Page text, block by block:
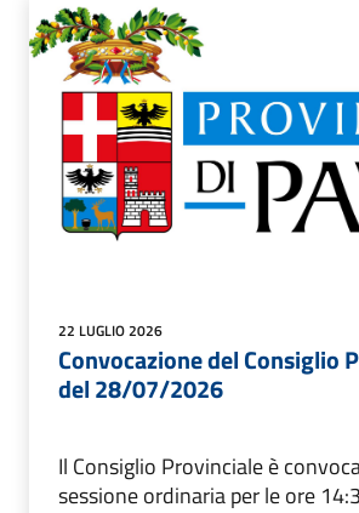
22 LUGLIO 2026
Convocazione del Consiglio
del 28/07/2026
Il Consiglio Provinciale è
sessione ordinaria per le ore